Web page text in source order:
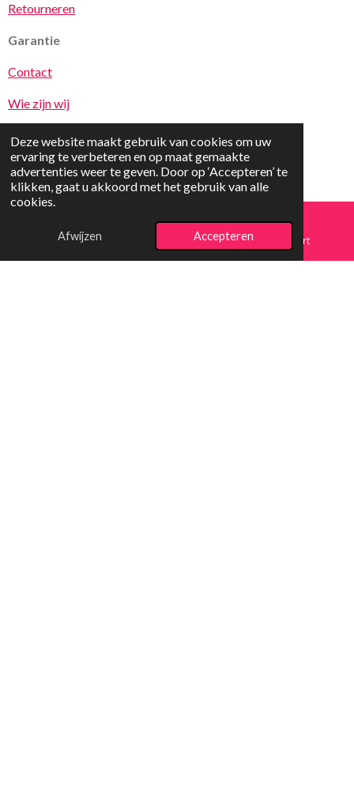
Deze website maakt gebruik van cookies om uw
ervaring te verbeteren en op maat gemaakte
advertenties weer te geven. Door op ‘Accepteren’ te
klikken, gaat u akkoord met het gebruik van alle
cookies.
Afwijzen Accepteren
Retourneren
Garantie
Contact
Wie zijn wij
E-mailadres Telefoonnummer Kaart